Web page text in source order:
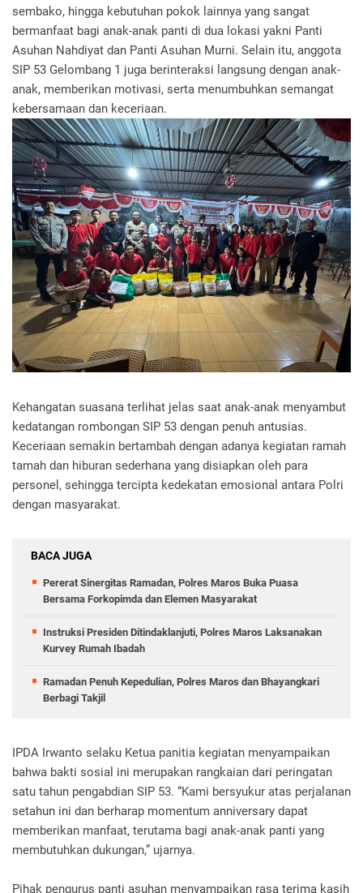
sembako, hingga kebutuhan pokok lainnya yang sangat
bermanfaat bagi anak-anak panti di dua lokasi yakni Panti
Asuhan Nahdiyat dan Panti Asuhan Murni. Selain itu, anggota
SIP 53 Gelombang 1 juga berinteraksi langsung dengan anak-
anak, memberikan motivasi, serta menumbuhkan semangat
kebersamaan dan keceriaan.
Kehangatan suasana terlihat jelas saat anak-anak menyambut
kedatangan rombongan SIP 53 dengan penuh antusias.
Keceriaan semakin bertambah dengan adanya kegiatan ramah
tamah dan hiburan sederhana yang disiapkan oleh para
personel, sehingga tercipta kedekatan emosional antara Polri
dengan masyarakat.
BACA JUGA
Pererat Sinergitas Ramadan, Polres Maros Buka Puasa
Bersama Forkopimda dan Elemen Masyarakat
Instruksi Presiden Ditindaklanjuti, Polres Maros Laksanakan
Kurvey Rumah Ibadah
Ramadan Penuh Kepedulian, Polres Maros dan Bhayangkari
Berbagi Takjil
IPDA Irwanto selaku Ketua panitia kegiatan menyampaikan
bahwa bakti sosial ini merupakan rangkaian dari peringatan
satu tahun pengabdian SIP 53. “Kami bersyukur atas perjalanan
setahun ini dan berharap momentum anniversary dapat
memberikan manfaat, terutama bagi anak-anak panti yang
membutuhkan dukungan,” ujarnya.
Pihak pengurus panti asuhan menyampaikan rasa terima kasih